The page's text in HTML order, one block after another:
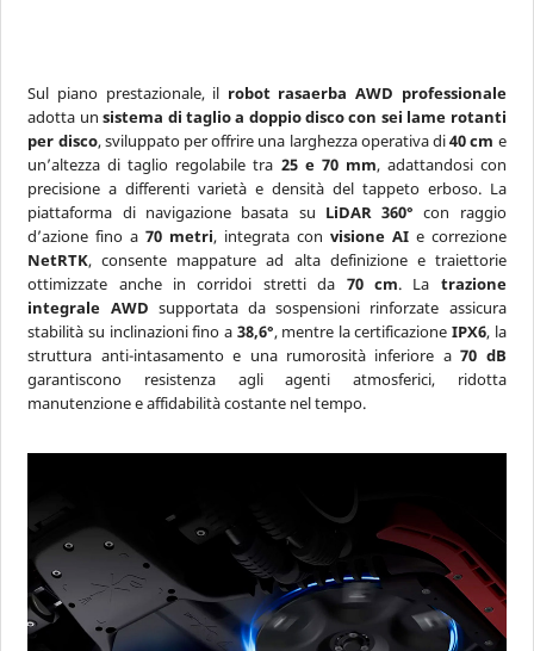
Sul piano prestazionale, il robot rasaerba AWD professionale
adotta unsistema di taglio a doppio disco con sei lame rotanti
per disco, sviluppato per offrire una larghezza operativa di40 cm e
un’altezza di taglio regolabile tra 25 e 70 mm, adattandosi con
precisione a differenti varietà e densità del tappeto erboso. La
piattaforma di navigazione basata su LiDAR 360° con raggio
d’azione fino a70 metri, integrata con visione AIe correzione
NetRTK, consente mappature ad alta definizione e traiettorie
ottimizzate anche in corridoi stretti da 70 cm. La trazione
integrale AWD supportata da sospensioni rinforzate assicura
stabilità su inclinazioni fino a 38,6°, mentre la certificazione IPX6, la
struttura anti-intasamento e una rumorosità inferiore a70 dB
garantiscono resistenza agli agenti atmosferici, ridotta
manutenzione e affidabilità costante nel tempo.